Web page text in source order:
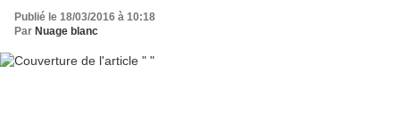
Publié le 18/03/2016 à 10:18
Par Nuage blanc